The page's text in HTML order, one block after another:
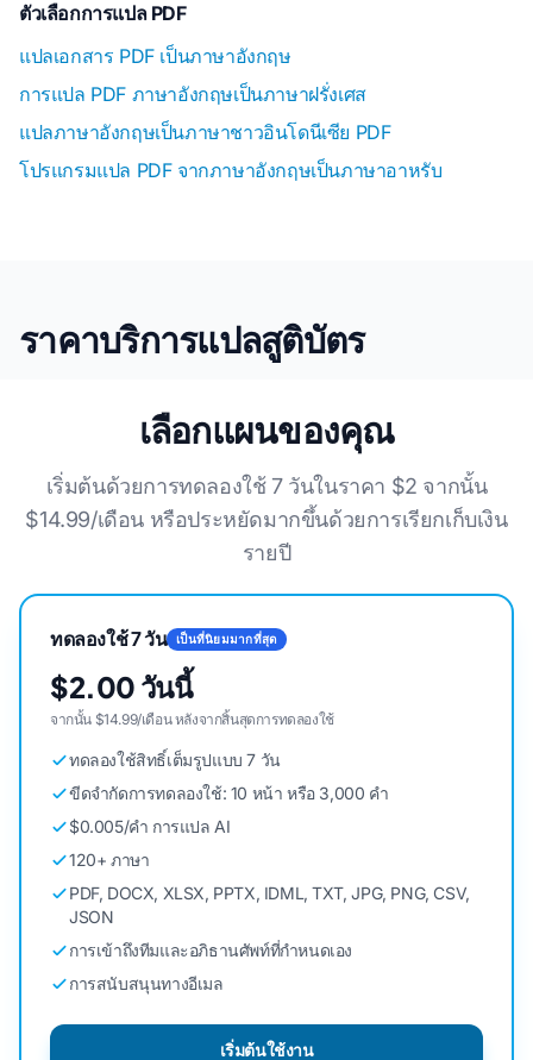
ตัวเลือกการแปล PDF
แปลเอกสาร PDF เป็นภาษาอังกฤษ
การแปล PDF ภาษาอังกฤษเป็นภาษาฝรั่งเศส
แปลภาษาอังกฤษเป็นภาษาชาวอินโดนีเซีย PDF
โปรแกรมแปล PDF จากภาษาอังกฤษเป็นภาษาอาหรับ
ราคาบริการแปลสูติบัตร
เลือกแผนของคุณ
เริ่มต้นด้วยการทดลองใช้ 7 วันในราคา $2 จากนั้น
$14.99/เดือน หรือประหยัดมากขึ้นด้วยการเรียกเก็บเงิน
รายปี
ทดลองใช้ 7 วัน เป็นที่นิยมมากที่สุด
$2.00 วันนี้
จากนั้น $14.99/เดือน หลังจากสิ้นสุดการทดลองใช้
ทดลองใช้สิทธิ์เต็มรูปแบบ 7 วัน
ขีดจํากัดการทดลองใช้: 10 หน้า หรือ 3,000 คํา
$0.005/คํา การแปล AI
120+ ภาษา
PDF, DOCX, XLSX, PPTX, IDML, TXT, JPG, PNG, CSV,
JSON
การเข้าถึงทีมและอภิธานศัพท์ที่กําหนดเอง
การสนับสนุนทางอีเมล
เริ่มต้นใช้งาน